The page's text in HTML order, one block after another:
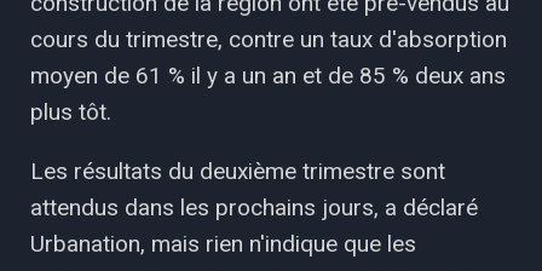
cours du trimestre, contre un taux d'absorption
moyen de 61 % il y a un an et de 85 % deux ans
plus tôt.
Les résultats du deuxième trimestre sont
attendus dans les prochains jours, a déclaré
Urbanation, mais rien n'indique que les